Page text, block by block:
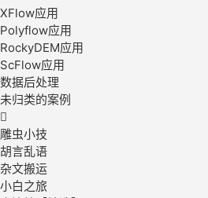
XFlow应用
Polyflow应用
RockyDEM应用
ScFlow应用
数据后处理
未归类的案例

雕虫小技
胡言乱语
杂文搬运
小白之旅